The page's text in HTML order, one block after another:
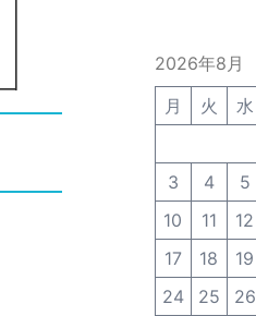
2026年8月
月
火 水
3
4 5
10
11 12
17
18 19
24
25 26